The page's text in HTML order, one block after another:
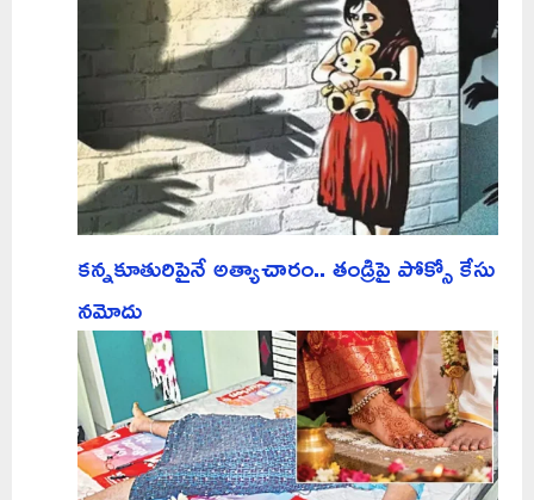
కన్నకూతురిపైనే అత్యాచారం.. తండ్రిపై పోక్సో కేసు
నమోదు